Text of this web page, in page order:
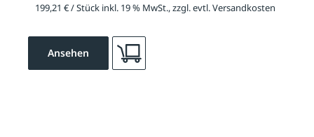
199,21 € / Stück inkl. 19 % MwSt., zzgl. evtl. Versandkosten
Ansehen